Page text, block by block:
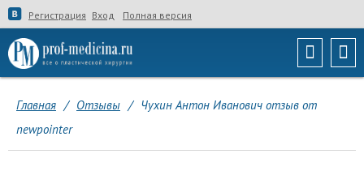
Регистрация Вход Полная версия
Главная / Отзывы / Чухин Антон Иванович отзыв от
newpointer